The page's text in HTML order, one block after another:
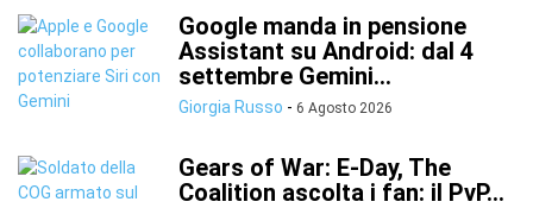
Google manda in pensione
Assistant su Android: dal 4
settembre Gemini...
Giorgia Russo - 6 Agosto 2026
Gears of War: E-Day, The
Coalition ascolta i fan: il PvP...